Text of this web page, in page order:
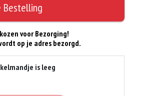
voor Bezorging!
op je adres bezorgd.
is leeg
Bestelling